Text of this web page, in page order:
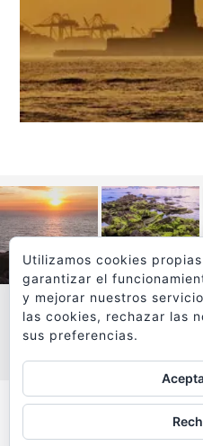
VER MÁS
Todos los
Utilizamos cookies
garantizar el
y mejorar nuestros
las cookies, rechazar las
sus preferencias.